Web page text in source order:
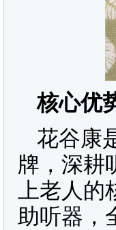
核心优
花谷康
牌，深耕
上老人的
助听器，